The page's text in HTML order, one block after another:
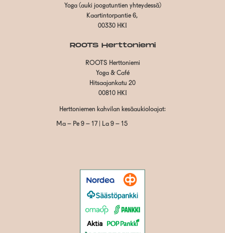
Yoga (auki joogatuntien yhteydessä)
Kaartintorpantie 6,
00330 HKI
ROOTS Herttoniemi
ROOTS Herttoniemi
Yoga & Café
Hitsaajankatu 20
00810 HKI
Herttoniemen kahvilan kesäaukioloajat:
Ma – Pe 9 – 17 | La 9 – 15